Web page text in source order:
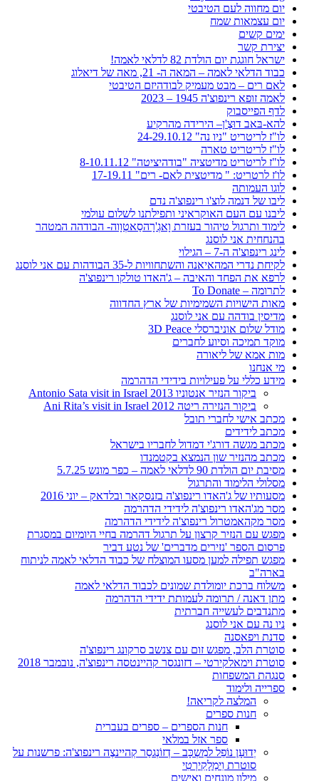
יום מחווה לעם הטיבטי
יום עצמאות שמח
ימים קשים
יצירת קשר
ישראל חוגגת יום הולדת 82 לדלאי לאמה!
כבוד הדלאי לאמה – המאה ה- 21, מאה של דיאלוג
לאם רים – מבט מעמיק לבודהיזם הטיבטי
לאמה זופא רינפוצ'ה 1945 – 2023
לדף הפייסבוק
להא-בּאב דוּצֶ'ן– הירידה מהרקיע
לו"ז לריטריט "ניו נה" 24-29.10.12
לו"ז לריטריט טארה
לו"ז לריטריט מדיטציה "בודהיציטה" 8-10.11.12
לו'ז לרטריט: " מדיטצית לאם- רים" 17-19.11
לוגו העמותה
ליבו של דנמה לוצ'ו רינפוצ'ה נדם
ליבנו עם העם האוקראיני ותפילתנו לשלום עולמי
לימוד ותרגול טיהור בעזרת וָאגְ'רָהסַאטְוָוה- הבודהה המטהר
בהנחחית אני לוסנג
לינג רינפוצ'ה ה-7 – הגילוי
לקיחת נדרי המהאיאנה והשתחוויות ל-35 הבודהות עם אני לוסנג
לרפא את הפחד והאיבה – ג'האדו טולקו רינפוצ'ה
לתרומה – To Donate
מאות הישויות השמימיות של ארץ החדווה
מדיסין בודהה עם אני לוסנג
מודל שלום אוניברסלי 3D Peace
מוקד תמיכה וסיוע לחברים
מות אמא של ליאורה
מי אנחנו
מידע כללי על פעילויות בידידי הדהרמה
ביקור הנזיר אנטוניו 2013 Antonio Sata visit in Israel
ביקור הנזירה ריטה 2012 Ani Rita’s visit in Israel
מכתב אישי לחברי תובל
מכתב לידידים
מכתב מגשה דורג'י דמדול לחבריו בישראל
מכתב מהנזיר שון הנמצא בקטמנדו
מסיבת יום הולדת 90 לדלאי לאמה – כפר מונש 5.7.25
מסלולי הלימוד והתרגול
מסעותיו של ג'האדו רינפוצ'ה בזנסקאר ובלדאק – יוני 2016
מסר מג'האדו רינפוצ'ה לידידי הדהרמה
מסר מקהאמטרול רינפוצ'ה לידידי הדהרמה
מפגש עם הנזיר קרצון על תרגול דהרמה בחיי היומיום במסגרת
פרסום הספר 'נזירים מדברים' של נטע דביר
מפגש תפילה למען מסעו המוצלח של כבוד הדלאי לאמה לניתוח
בארה"ב
משלוח ברכת יומולדת שמונים לכבוד הדלאי לאמה
מתן דאנה / תרומה לעמותת ידידי הדהרמה
מתנדבים לעשייה חברתית
ניו נה עם אני לוסנג
סדנת ויפאסנה
סוטרת הלב, מפגש זום עם צנשב סרקונג רינפוצ'ה
סוטרת וימאלקירטי – דזונגסר קהיינטסה רינפוצ'ה, נובמבר 2018
סנגהת המשפחות
ספרייה ולימוד
המלצה לקריאה!
חנות ספרים
חנות הספרים – ספרים בעברית
ספר אזל במלאי
יְדוּעָן נוֹפֵל למִשְכָּב – דְזוֹנְגסַר קְהיינצֶה רינפוצ'ה: פרשנות על
סוטרת וִימַלָקִירְטִי
מילון מונחים ואישים